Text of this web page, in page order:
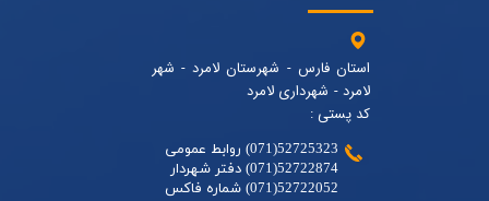
استان فارس - شهرستان لامرد - شهر
لامرد - شهرداری لامرد
کد پستی :
52725323(071) روابط عمومی
52722874(071) دفتر شهردار
52722052(071) شماره فاکس